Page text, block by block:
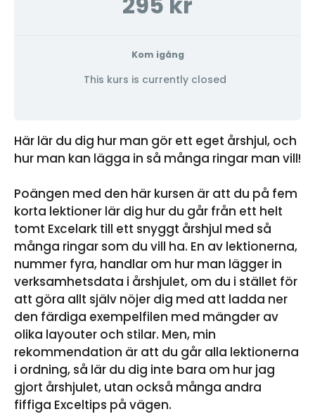
Kom igång
This kurs is currently closed
Här lär du dig hur man gör ett eget årshjul, och
hur man kan lägga in så många ringar man vill!
Poängen med den här kursen är att du på fem
korta lektioner lär dig hur du går från ett helt
tomt Excelark till ett snyggt årshjul med så
många ringar som du vill ha. En av lektionerna,
nummer fyra, handlar om hur man lägger in
verksamhetsdata i årshjulet, om du i stället för
att göra allt själv nöjer dig med att ladda ner
den färdiga exempelfilen med mängder av
olika layouter och stilar. Men, min
rekommendation är att du går alla lektionerna
i ordning, så lär du dig inte bara om hur jag
gjort årshjulet, utan också många andra
fiffiga Exceltips på vägen.